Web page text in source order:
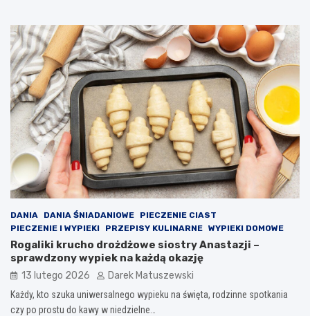
DANIA DANIA ŚNIADANIOWE
PIECZENIE CIAST
PIECZENIE I WYPIEKI
PRZEPISY KULINARNE WYPIEKI DOMOWE
Rogaliki krucho drożdżowe siostry Anastazji –
sprawdzony wypiek na każdą okazję
13 lutego 2026 Darek Matuszewski
Każdy, kto szuka uniwersalnego wypieku na święta, rodzinne spotkania
czy po prostu do kawy w niedzielne…